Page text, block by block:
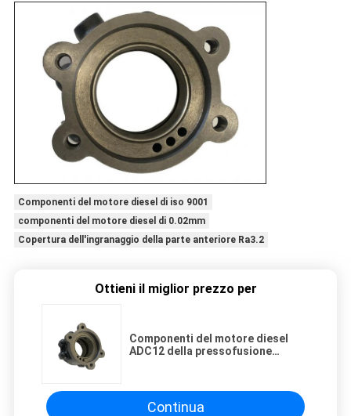
Componenti del motore diesel di iso 9001
componenti del motore diesel di 0.02mm
Copertura dell'ingranaggio della parte anteriore Ra3.2
Ottieni il miglior prezzo per
Componenti del motore diesel
ADC12 della pressofusione
Continua